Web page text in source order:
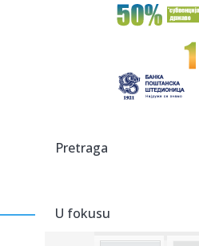
11:26:Težak sudar
osoba p...
Šest znakova
11:26:Sudar vozova
uhap...
11:26:
Pretraga
U fokusu